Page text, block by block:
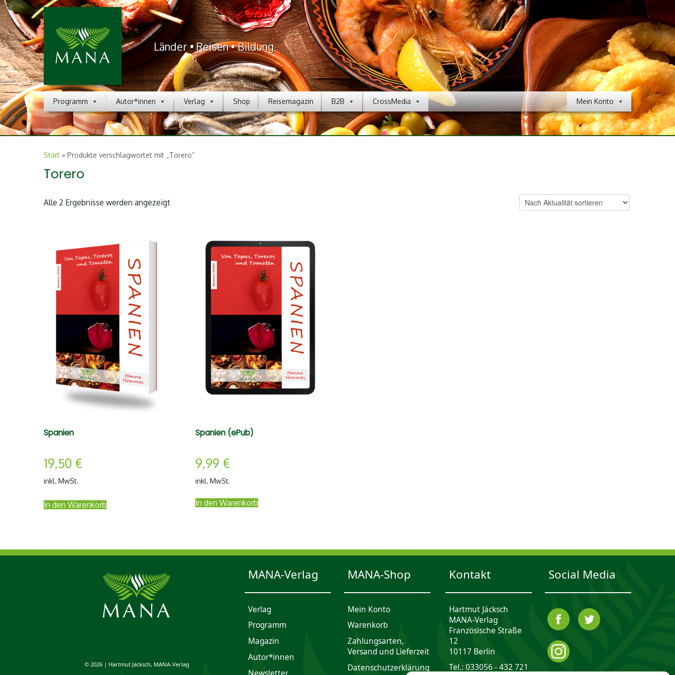
Länder • Reisen • Bildung
Programm Autor*innen Verlag Shop Reisemagazin B2B Mein Konto
CrossMedia
Start » Produkte verschlagwortet mit „Torero“
Torero
Alle 2 Ergebnisse werden angezeigtNach
Spanien
19,50 €
inkl. MwSt.
In den Warenkorb
Spanien (ePub)
9,99 €
inkl. MwSt.
In den Warenkorb
© 2026 | Hartmut Jäcksch, MANA-Verlag
MANA-Verlag
Verlag
Programm
Magazin
Autor*innen
MANA-Shop
Mein Konto
Waren­korb
Zahlungsarten,
Versand und Lieferzeit
Daten­schutz­er­klärung
Kontakt
Hartmut Jäcksch
MANA-Verlag
Französische Straße
12
10117 Berlin
Tel.: 033056 - 432 721
Social Media